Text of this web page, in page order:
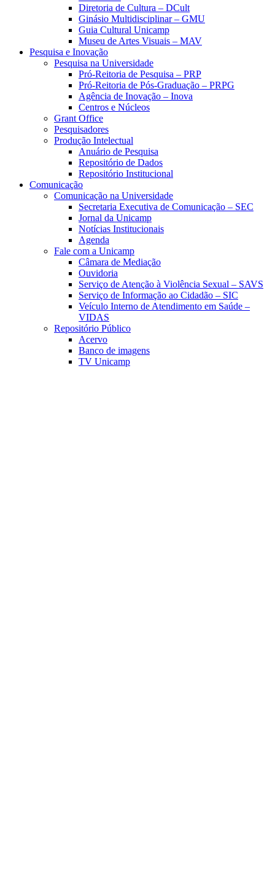
Diretoria de Cultura – DCult
Ginásio Multidisciplinar – GMU
Guia Cultural Unicamp
Museu de Artes Visuais – MAV
Pesquisa e Inovação
Pesquisa na Universidade
Pró-Reitoria de Pesquisa – PRP
Pró-Reitoria de Pós-Graduação – PRPG
Agência de Inovação – Inova
Centros e Núcleos
Grant Office
Pesquisadores
Produção Intelectual
Anuário de Pesquisa
Repositório de Dados
Repositório Institucional
Comunicação
Comunicação na Universidade
Secretaria Executiva de Comunicação – SEC
Jornal da Unicamp
Notícias Institucionais
Agenda
Fale com a Unicamp
Câmara de Mediação
Ouvidoria
Serviço de Atenção à Violência Sexual – SAVS
Serviço de Informação ao Cidadão – SIC
Veículo Interno de Atendimento em Saúde –
VIDAS
Repositório Público
Acervo
Banco de imagens
TV Unicamp